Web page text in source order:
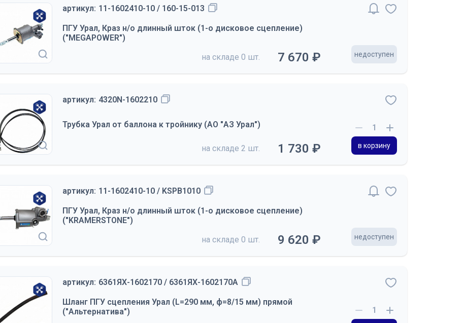
артикул: 11-1602410-10 / 160-15-013
ПГУ Урал, Краз н/о длинный шток (1-о дисковое сцепление)
("MEGAPOWER")
на складе 0 шт. 7 670 ₽ недоступен
артикул: 4320N-1602210
Трубка Урал от баллона к тройнику (АО "АЗ Урал")
на складе 2 шт. 1 730 ₽ в корзину
артикул: 11-1602410-10 / KSPB1010
ПГУ Урал, Краз н/о длинный шток (1-о дисковое сцепление)
("KRAMERSTONE")
на складе 0 шт. 9 620 ₽ недоступен
артикул: 6361ЯХ-1602170 / 6361ЯХ-1602170А
Шланг ПГУ сцепления Урал (L=290 мм, ф=8/15 мм) прямой
("Альтернатива")